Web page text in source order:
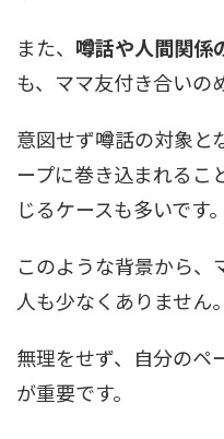
また、 噂話や人間関係
も、ママ友付き合いの
意図せず噂話の対象と
ープに巻き込まれるこ
じるケースも多いです。
このような背景から、
人も少なくありません。
無理をせず、自分のペ
が重要です。